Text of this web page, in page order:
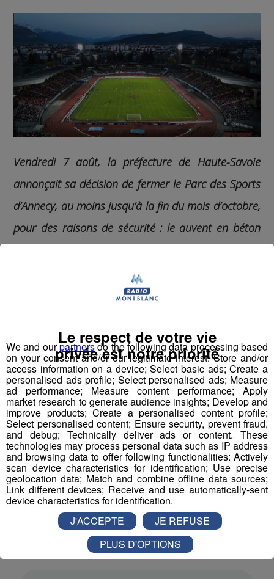
Vendredi 7 août, la préfecture de Haute-Savoie
annonçait sa décision de fermer le Parc des Sports
d’Annecy, au moins jusqu’à la fin du mois d’octobre,
pour des raisons de sécurité : le auvent en béton
Une décision qui prive plus de 2 000 licenciés des
différents clubs sportifs d’Annecy. De lourdes
Sport, dont le championnat de National commence le
vendredi 21 août, avec un match qui doit se jouer à
domicile.
Il y a donc urgence expliqueCatherine Allard, adjointe
aux sports à la mairie d’Annecy.
Le nouveau maire d’Annecy François Astorg
revenu en catastrophe de ses vacances estivales pour
gérer ce dossier car la situation sur le plan technique ne
va pas s’arranger tout de suite.
We and ourpartnersdo the following data processing based
on your consent and/or our legitimate interest: Store and/or
access information on a device; Select basic ads; Create a
personalised ads profile; Select personalised ads; Measure
ad performance; Measure content performance; Apply
market research to generate audience insights; Develop and
improve products; Create a personalised content profile;
Select personalised content; Ensure security, prevent fraud,
and debug; Technically deliver ads or content. These
technologies may process personal data such as IP address
and browsing data to offer following functionalities: Actively
scan device characteristics for identification; Use precise
geolocation data; Match and combine offline data sources;
Link different devices; Receive and use automatically-sent
device characteristics for identification.
Le respect de votre vie
privée est notre priorité
J'ACCEPTE
JE REFUSE
PLUS D'OPTIONS